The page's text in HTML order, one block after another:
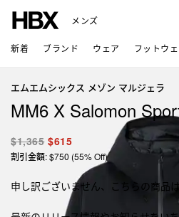
メンズ
新着 ブランド ウェア フットウ
エムエムシックス メゾン マルジェラ
MM6 X Salomon
$1,365 $615
割引金額: $750 (55% Off)
申し訳ございません、こちらの商品